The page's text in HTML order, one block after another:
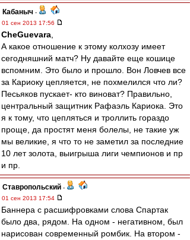
Кабаныч -
01 сен 2013 17:56
CheGuevara
А какое отношение к этому колхозу имеет
сегодняшний матч? Ну давайте еще кошице
вспомним. Это было и прошло. Вон Ловчев все
за Кариоку цепляется, не похмелился что ли?
Песьяков пускает- кто виноват? Правильно,
центральный защитник Рафаэль Кариока. Это
я к тому, что цепляться и троллить гораздо
проще, да простят меня болелы, не такие уж
мы великие, я что то не заметил за последние
10 лет золота, выигрыша лиги чемпионов и пр
и пр.
Ставропольский -
01 сен 2013 17:54
Баннера с расшифровками слова Спартак
было два, рядом. На одном - негативном, был
нарисован современный ромбик. На втором -